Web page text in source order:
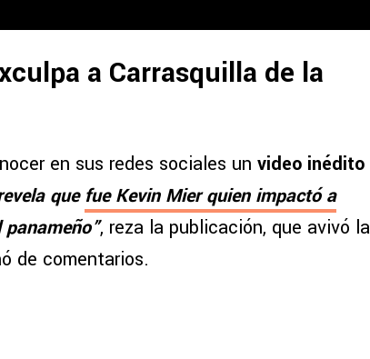
a Carrasquilla de la
en sus redes sociales un video inédito
que fue Kevin Mier quien impactó a
, reza la publicación, que avivó la
de comentarios.